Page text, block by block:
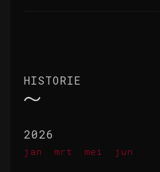
HISTORIE
2026
jan mrt mei jun